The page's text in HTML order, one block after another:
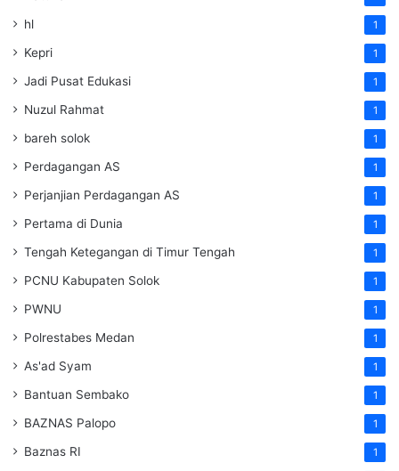
hl 1
Kepri 1
Jadi Pusat Edukasi 1
Nuzul Rahmat 1
bareh solok 1
Perdagangan AS 1
Perjanjian Perdagangan AS 1
Pertama di Dunia 1
Tengah Ketegangan di Timur Tengah 1
PCNU Kabupaten Solok 1
PWNU 1
Polrestabes Medan 1
As'ad Syam 1
Bantuan Sembako 1
BAZNAS Palopo 1
Baznas RI 1